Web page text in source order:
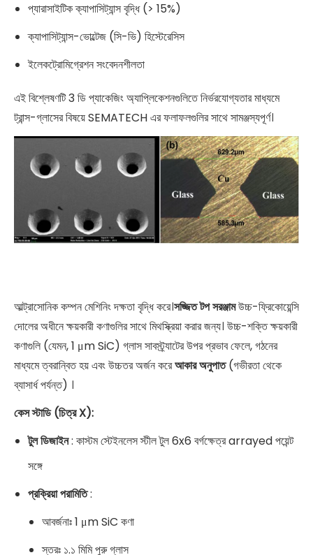
প্যারাসাইটিক ক্যাপাসিট্যান্স বৃদ্ধি (> 15%)
ক্যাপাসিট্যান্স-ভোল্টেজ (সি-ভি) হিস্টেরেসিস
ইলেকট্রোমিগ্রেশন সংবেদনশীলতা
এই বিশ্লেষণটি 3 ডি প্যাকেজিং অ্যাপ্লিকেশনগুলিতে নির্ভরযোগ্যতার মাধ্যমে
ট্রান্স-গ্লাসের বিষয়ে SEMATECH এর ফলাফলগুলির সাথে সামঞ্জস্যপূর্ণ।
আল্ট্রাসোনিক কম্পন মেশিনিং দক্ষতা বৃদ্ধি করে।সজ্জিত টপ সরঞ্জামউচ্চ-ফ্রিকোয়েন্সি
দোলের অধীনে ক্ষয়কারী কণাগুলির সাথে মিথস্ক্রিয়া করার জন্য। উচ্চ-শক্তি ক্ষয়কারী
কণাগুলি (যেমন, 1 μm SiC) গ্লাস সাবস্ট্র্যাটের উপর প্রভাব ফেলে, গঠনের
মাধ্যমে ত্বরান্বিত হয় এবং উচ্চতর অর্জন করেআকার অনুপাত(গভীরতা থেকে
ব্যাসার্ধ পর্যন্ত) ।
কেস স্টাডি (চিত্র X):
টুল ডিজাইন: কাস্টম স্টেইনলেস স্টীল টুল 6x6 বর্গক্ষেত্র arrayed পয়েন্ট
সঙ্গে
প্রক্রিয়া পরামিতি:
আবর্জনাঃ 1 μm SiC কণা
স্তরঃ ১.১ মিমি পুরু গ্লাস